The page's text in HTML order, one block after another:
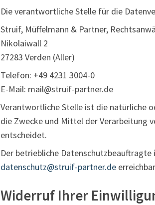
Die verantwortliche Stelle für die
Struif, Müffelmann & Partner,
Nikolaiwall 2
27283 Verden (Aller)
Telefon: +49 4231 3004-0
E-Mail: mail@struif-partner.de
Verantwortliche Stelle ist die natürliche
die Zwecke und Mittel der Verarbeitung
entscheidet.
Der betriebliche
datenschutz@struif-partner.de
Widerruf Ihrer